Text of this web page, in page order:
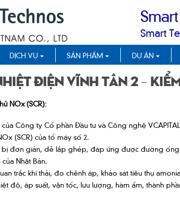
Smart
DỊCH VỤ SẢN PHẨM DỰ ÁN
điện Vĩnh Tân 2 –
NOx (SCR):
Công ty Cổ phần Đầu tư và Công nghệ
(SCR) của tổ máy số 2.
đơn giản, dễ lắp ghép, đáp ứng được đường
Nhật Bản.
trắc khí thải, đo chênh áp, khảo sát tiêu thụ
độ, áp suất, vận tốc, lưu lượng, hàm ẩm, thành